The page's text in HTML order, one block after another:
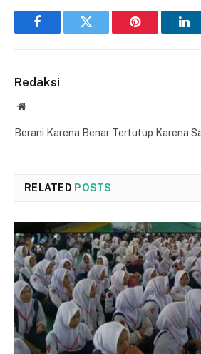
FacebookTwitter Pinterest
Redaksi
Website
Berani Karena Benar Tertutup Karena
RELATED POSTS